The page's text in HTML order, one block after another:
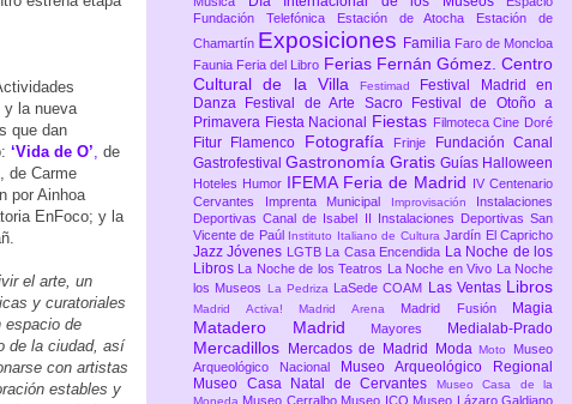
y la nueva
que dan
‘Vida de O’ de
, de Carme
por Ainhoa
EnFoco; y la
el arte, un
y curatoriales
espacio de
de la ciudad, así
con artistas
estables y
Fundación Telefónica
Estación de Atocha
Estación de
Chamartín Exposiciones Familia Faro de Moncloa
Faunia Feria del Libro Ferias Fernán Gómez. Centro
Cultural de la VillaFestimad
Festival Madrid en
Danza
Festival de Arte Sacro
Festival de Otoño a
Primavera Fiesta Nacional Fiestas Filmoteca Cine Doré
Fitur Flamenco Fotografía Frinje
Fundación Canal
Gastrofestival Gastronomía Gratis Guías Halloween
Hoteles Humor IFEMA Feria de Madrid
IV Centenario
Cervantes
Imprenta Municipal Improvisación
Instalaciones
Deportivas Canal de Isabel II
Instalaciones Deportivas San
Vicente de Paúl
Instituto Italiano de CulturaJardín El Capricho
JazzJóvenes LGTB La Casa Encendida La Noche de los
Libros
La Noche de los Teatros La Noche en Vivo
La Noche
los Museos
La Pedriza LaSede COAM Las Ventas Libros
Madrid Activa! Madrid Arena Madrid Fusión Magia
Matadero Madrid Mayores Medialab-Prado
Mercadillos Mercados de Madrid ModaMoto Museo
Arqueológico Nacional
Museo Arqueológico Regional
Museo Casa Natal de Cervantes
Museo Casa de la
Museo Cerralbo Museo ICO Museo Lázaro Galdiano